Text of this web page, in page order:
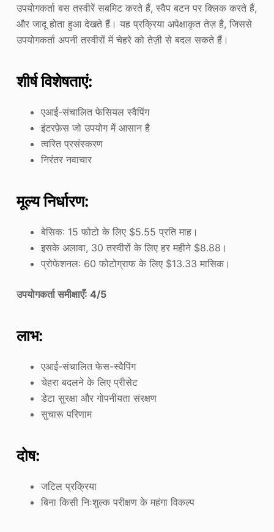
उपयोगकर्ता बस तस्वीरें सबमिट करते हैं, स्वैप बटन पर क्लिक करते हैं,
और जादू होता हुआ देखते हैं। यह प्रक्रिया अपेक्षाकृत तेज़ है, जिससे
उपयोगकर्ता अपनी तस्वीरों में चेहरे को तेज़ी से बदल सकते हैं।
शीर्ष विशेषताएं:
एआई-संचालित फेसियल स्वैपिंग
इंटरफ़ेस जो उपयोग में आसान है
त्वरित प्रसंस्करण
निरंतर नवाचार
मूल्य निर्धारण:
बेसिक: 15 फोटो के लिए $5.55 प्रति माह।
इसके अलावा, 30 तस्वीरों के लिए हर महीने $8.88।
प्रोफेशनल: 60 फोटोग्राफ के लिए $13.33 मासिक।
उपयोगकर्ता समीक्षाएँ: 4/5
लाभ:
एआई-संचालित फेस-स्वैपिंग
चेहरा बदलने के लिए प्रीसेट
डेटा सुरक्षा और गोपनीयता संरक्षण
सुचारू परिणाम
दोष:
जटिल प्रक्रिया
बिना किसी निःशुल्क परीक्षण के महंगा विकल्प